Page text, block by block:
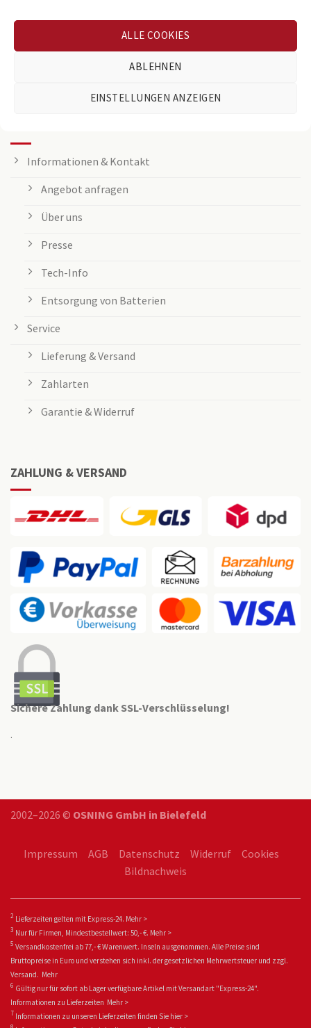
ALLE COOKIES
ABLEHNEN
EINSTELLUNGEN ANZEIGEN
Informationen & Kontakt
Angebot anfragen
Über uns
Presse
Tech-Info
Entsorgung von Batterien
Service
Lieferung & Versand
Zahlarten
Garantie & Widerruf
ZAHLUNG & VERSAND
Sichere Zahlung dank SSL-Verschlüsselung!
.
2002–2026 © OSNING GmbH in Bielefeld
Impressum AGB Datenschutz Widerruf
Cookies
Bildnachweis
2 Lieferzeiten gelten mit Express-24. Mehr >
3 Nur für Firmen, Mindestbestellwert: 50,- €. Mehr >
5 Versandkostenfrei ab 77,- € Warenwert. Inseln ausgenommen. Alle Preise sind
Bruttopreise in Euro und verstehen sich inkl. der gesetzlichen Mehrwertsteuer und zzgl.
Versand. Mehr
6 Gültig nur für sofort ab Lager verfügbare Artikel mit Versandart "Express-24".
Informationen zu Lieferzeiten Mehr >
7 Informationen zu unseren Lieferzeiten finden Sie hier >